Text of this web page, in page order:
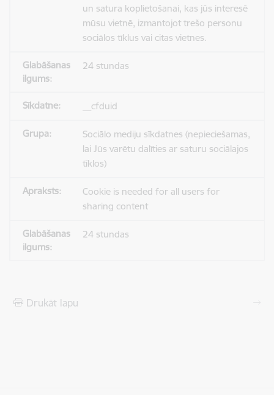
un satura koplietošanai, kas jūs interesē
mūsu vietnē, izmantojot trešo personu
sociālos tīklus vai citas vietnes.
24 stundas
__cfduid
Sociālo mediju sīkdatnes (nepieciešamas,
lai Jūs varētu dalīties ar saturu sociālajos
tīklos)
Cookie is needed for all users for
sharing content
24 stundas
Drukāt lapu